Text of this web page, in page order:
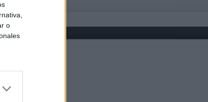
o